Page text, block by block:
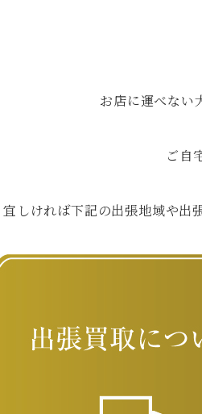
お店に運べない
ご自
宜しければ下記の出張地域や出